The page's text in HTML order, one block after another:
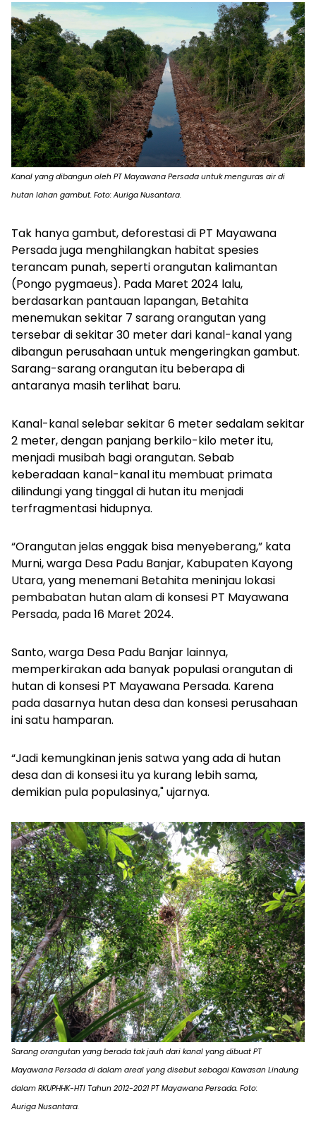
Kanal yang dibangun oleh PT Mayawana Persada untuk menguras air di
hutan lahan gambut. Foto: Auriga Nusantara.
Tak hanya gambut, deforestasi di PT Mayawana
Persada juga menghilangkan habitat spesies
terancam punah, seperti orangutan kalimantan
(Pongo pygmaeus). Pada Maret 2024 lalu,
berdasarkan pantauan lapangan, Betahita
menemukan sekitar 7 sarang orangutan yang
tersebar di sekitar 30 meter dari kanal-kanal yang
dibangun perusahaan untuk mengeringkan gambut.
Sarang-sarang orangutan itu beberapa di
antaranya masih terlihat baru.
Kanal-kanal selebar sekitar 6 meter sedalam sekitar
2 meter, dengan panjang berkilo-kilo meter itu,
menjadi musibah bagi orangutan. Sebab
keberadaan kanal-kanal itu membuat primata
dilindungi yang tinggal di hutan itu menjadi
terfragmentasi hidupnya.
“Orangutan jelas enggak bisa menyeberang,” kata
Murni, warga Desa Padu Banjar, Kabupaten Kayong
Utara, yang menemani Betahita meninjau lokasi
pembabatan hutan alam di konsesi PT Mayawana
Persada, pada 16 Maret 2024.
Santo, warga Desa Padu Banjar lainnya,
memperkirakan ada banyak populasi orangutan di
hutan di konsesi PT Mayawana Persada. Karena
pada dasarnya hutan desa dan konsesi perusahaan
ini satu hamparan.
“Jadi kemungkinan jenis satwa yang ada di hutan
desa dan di konsesi itu ya kurang lebih sama,
demikian pula populasinya," ujarnya.
Sarang orangutan yang berada tak jauh dari kanal yang dibuat PT
Mayawana Persada di dalam areal yang disebut sebagai Kawasan Lindung
dalam RKUPHHK-HTI Tahun 2012-2021 PT Mayawana Persada. Foto:
Auriga Nusantara.